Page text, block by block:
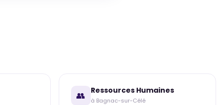
👥 Ressources Humaines
à Bagnac-sur-Célé